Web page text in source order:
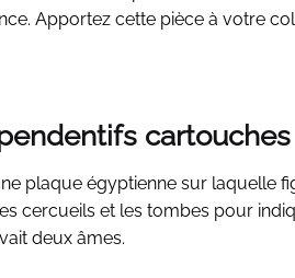
Apportez cette pièce à votre
cartouches
plaque égyptienne sur laquelle
cercueils et les tombes pour
deux âmes.